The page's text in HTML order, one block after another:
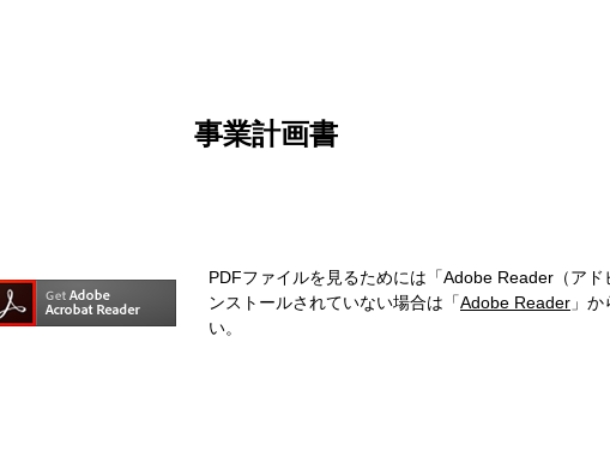
事業計画書
PDFファイルを見るためには「Adobe Reader（ア
ンストールされていない場合は「Adobe Reader 」
い。